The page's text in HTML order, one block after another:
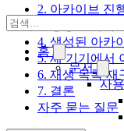
홈
문서
사
2. 아카이브 진
3. 생성된 아카
4. 생성된 아카
5. 새 기기에서
6. 재생 목록 재
7. 결론
자주 묻는 질문